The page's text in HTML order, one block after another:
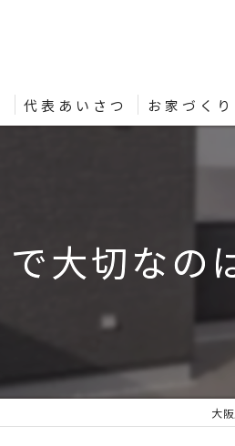
代表あいさつ お家づく
大切なの
大